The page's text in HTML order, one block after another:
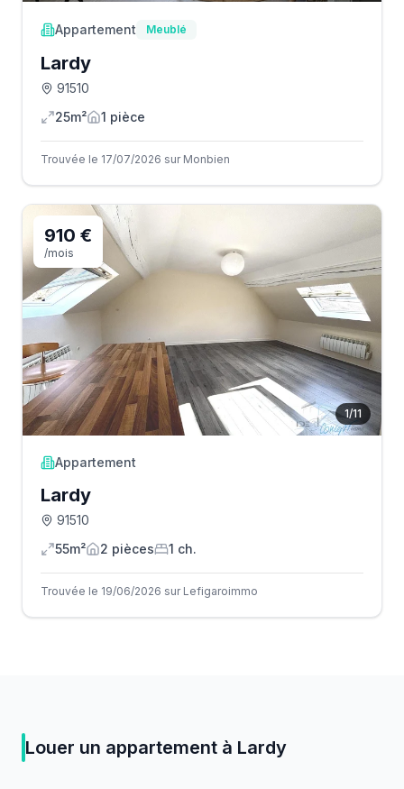
Appartement Meublé
Lardy
91510
25m²
1 pièce
Trouvée le 17/07/2026 sur Monbien
1/11
910 €
/mois
Appartement
Lardy
91510
55m²
2 pièces 1 ch.
Trouvée le 19/06/2026 sur Lefigaroimmo
Louer un appartement à Lardy